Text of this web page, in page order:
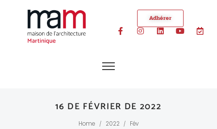
Adhérer
16 DE FÉVRIER DE 2022
Home / 2022 / Fév